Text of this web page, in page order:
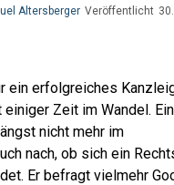
Altersberger Veröffentlicht
ein erfolgreiches
Zeit im Wandel.
nicht mehr im
nach, ob sich ein
Er befragt vielmehr